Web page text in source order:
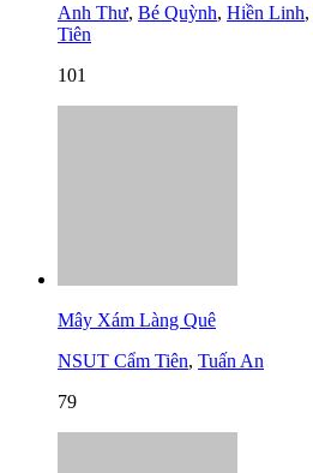
Anh Thư, Bé Quỳnh, Hiền Linh,
Tiên
101
Mây Xám Làng Quê
NSUT Cẩm Tiên, Tuấn An
79